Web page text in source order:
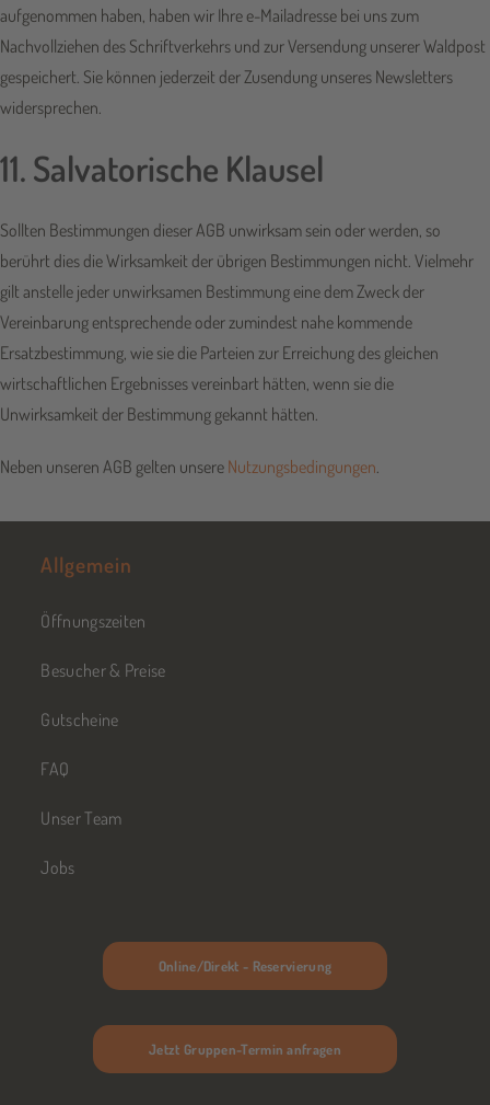
aufgenommen haben, haben wir Ihre e-Mailadresse bei uns zum
Nachvollziehen des Schriftverkehrs und zur Versendung unserer Waldpost
gespeichert. Sie können jederzeit der Zusendung unseres Newsletters
widersprechen.
11. Salvatorische Klausel
Sollten Bestimmungen dieser AGB unwirksam sein oder werden, so
berührt dies die Wirksamkeit der übrigen Bestimmungen nicht. Vielmehr
gilt anstelle jeder unwirksamen Bestimmung eine dem Zweck der
Vereinbarung entsprechende oder zumindest nahe kommende
Ersatzbestimmung, wie sie die Parteien zur Erreichung des gleichen
wirtschaftlichen Ergebnisses vereinbart hätten, wenn sie die
Unwirksamkeit der Bestimmung gekannt hätten.
Neben unseren AGB gelten unsere Nutzungsbedingungen.
Allgemein
Öffnungszeiten
Besucher & Preise
Gutscheine
FAQ
Unser Team
Jobs
Online/Direkt - Reservierung
Jetzt Gruppen-Termin anfragen